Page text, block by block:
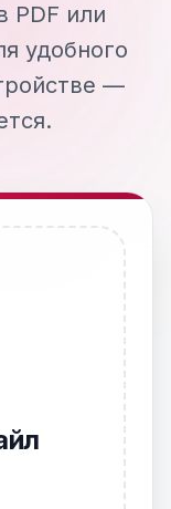
PDF или
удобного
—